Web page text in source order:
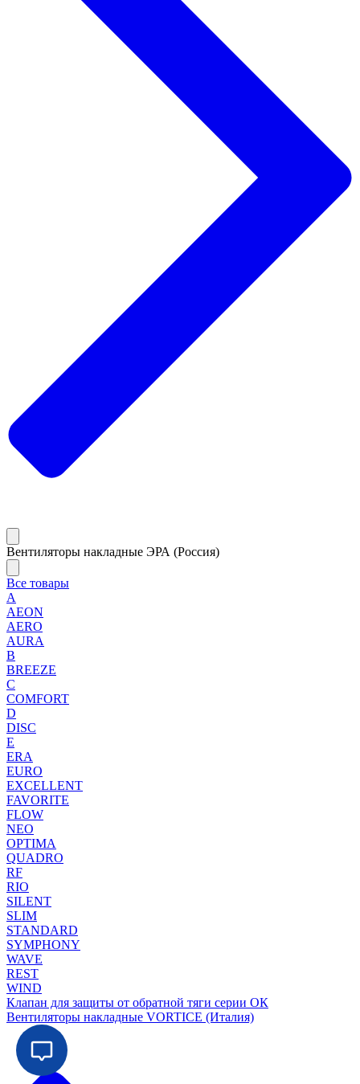
Вентиляторы накладные ЭРА (Россия)
Все товары
A
AEON
AERO
AURA
B
BREEZE
C
COMFORT
D
DISC
E
ERA
EURO
EXCELLENT
FAVORITE
FLOW
NEO
OPTIMA
QUADRO
RF
RIO
SILENT
SLIM
STANDARD
SYMPHONY
WAVE
REST
WIND
Клапан для защиты от обратной тяги серии ОК
Вентиляторы накладные VORTICE (Италия)